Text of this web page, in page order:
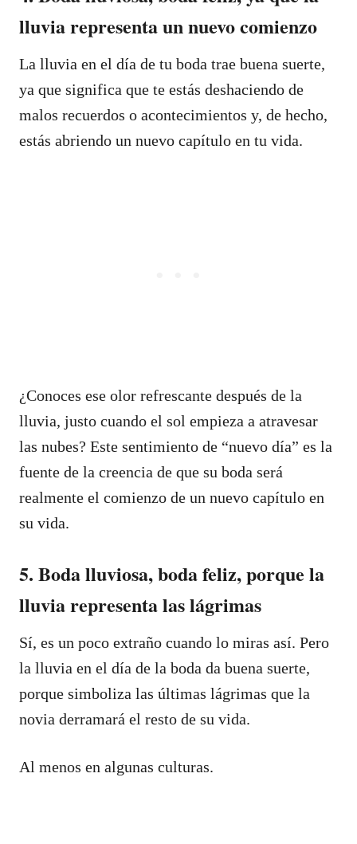
lluvia representa un nuevo comienzo
La lluvia en el día de tu boda trae buena suerte,
ya que significa que te estás deshaciendo de
malos recuerdos o acontecimientos y, de hecho,
estás abriendo un nuevo capítulo en tu vida.
¿Conoces ese olor refrescante después de la
lluvia, justo cuando el sol empieza a atravesar
las nubes? Este sentimiento de “nuevo día” es la
fuente de la creencia de que su boda será
realmente el comienzo de un nuevo capítulo en
su vida.
5. Boda lluviosa, boda feliz, porque la
lluvia representa las lágrimas
Sí, es un poco extraño cuando lo miras así. Pero
la lluvia en el día de la boda da buena suerte,
porque simboliza las últimas lágrimas que la
novia derramará el resto de su vida.
Al menos en algunas culturas.